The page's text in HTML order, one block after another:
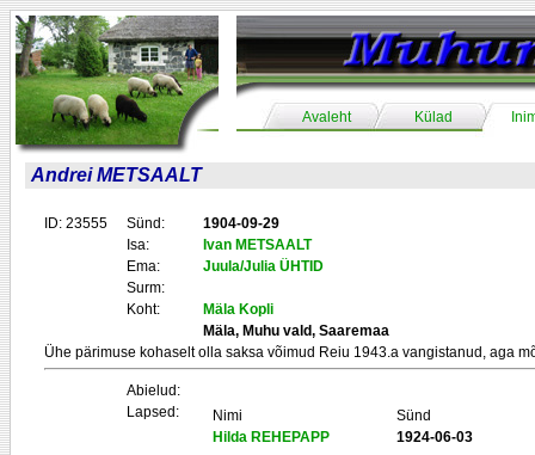
Avaleht Külad
Andrei METSAALT
ID: 23555 Sünd:
1904-09-29
Isa:
Ivan METSAALT
Ema:
Juula/Julia ÜHTID
Surm:
Koht:
Mäla Kopli
Mäla, Muhu vald, Saaremaa
Ühe pärimuse kohaselt olla saksa võimud Reiu 1943.a vangistanud, aga
Abielud:
Lapsed:
Nimi
Sünd
Hilda REHEPAPP
1924-06-03